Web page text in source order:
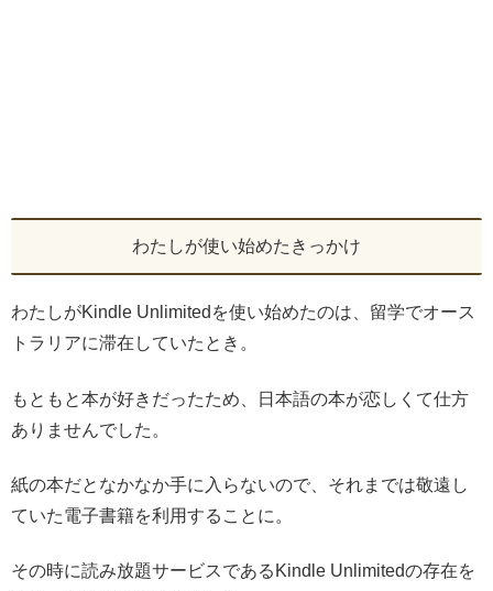
わたしが使い始めたきっかけ
わたしがKindle Unlimitedを使い始めたのは、留学でオース
トラリアに滞在していたとき。
もともと本が好きだったため、日本語の本が恋しくて仕方
ありませんでした。
紙の本だとなかなか手に入らないので、それまでは敬遠し
ていた電子書籍を利用することに。
その時に読み放題サービスであるKindle Unlimitedの存在を